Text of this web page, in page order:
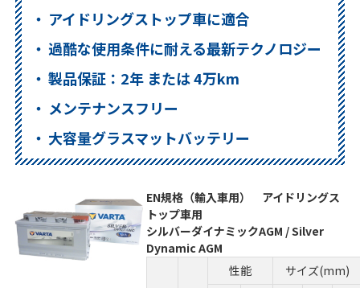
アイドリングストップ車に適合
過酷な使用条件に耐える最新テクノロジー
製品保証：2年 または 4万km
メンテナンスフリー
大容量グラスマットバッテリー
EN規格（輸入車用） アイドリングス
トップ車用
シルバーダイナミックAGM / Silver
Dynamic AGM
性能
サイズ(mm)